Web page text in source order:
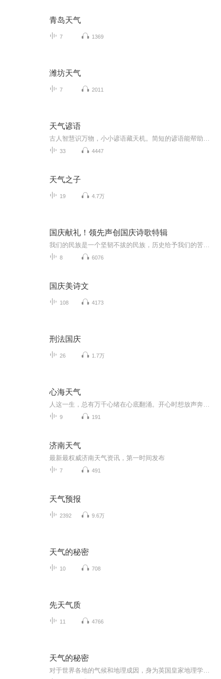
青岛天气
7 1369
潍坊天气
7 2011
天气谚语
33 4447
天气之子
19 4.7万
国庆献礼！领先声创国庆诗歌特辑
8 6076
国庆美诗文
108 4173
刑法国庆
26 1.7万
心海天气
9 191
济南天气
最新最权威济南天气资讯，第一时间发布
7 491
天气预报
2392 9.6万
天气的秘密
10 708
先天气质
11 4766
天气的秘密